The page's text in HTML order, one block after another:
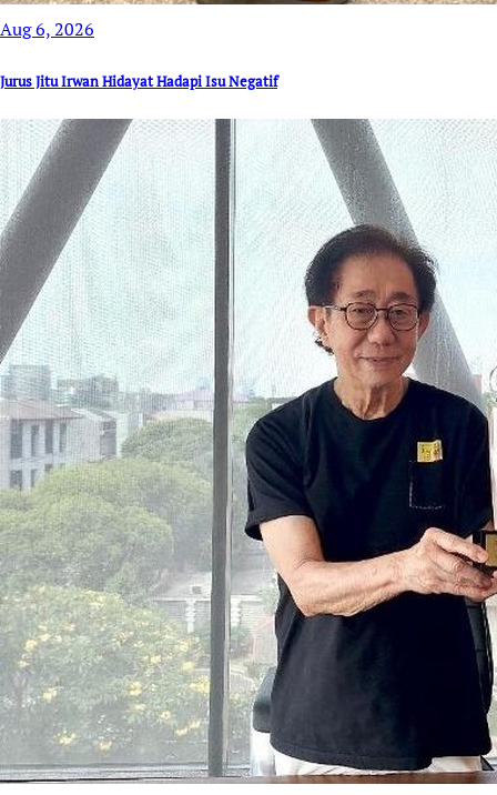
Aug 6, 2026
Jurus Jitu Irwan Hidayat Hadapi Isu Negatif